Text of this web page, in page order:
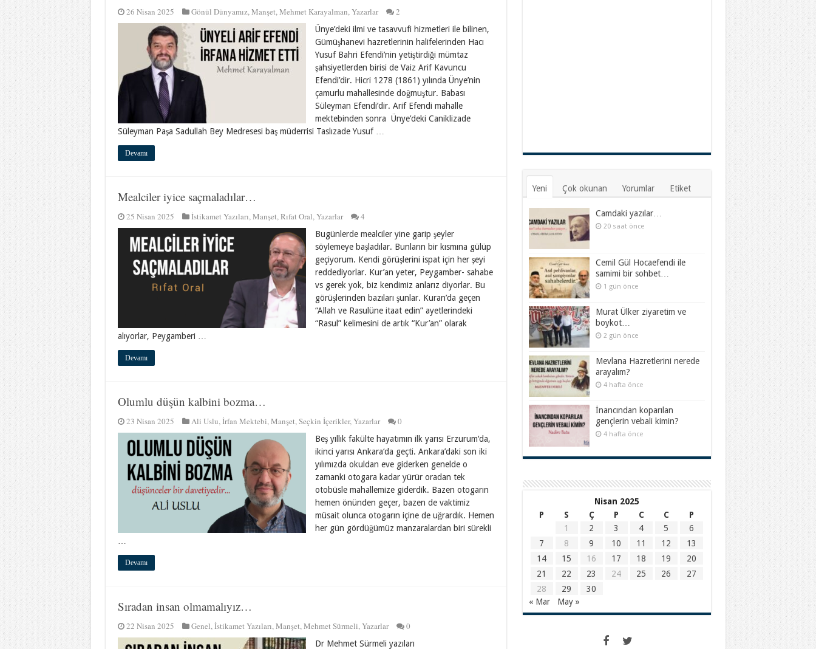
26 Nisan 2025 Gönül Dünyamız,Manşet,Mehmet Karayalman,Yazarlar 2
Ünye’deki ilmi ve tasavvufi hizmetleri ile bilinen,
Gümüşhanevi hazretlerinin halifelerinden Hacı
Yusuf Bahri Efendi’nin yetiştirdiği mümtaz
şahsiyetlerden birisi de Vaiz Arif Kavuncu
Efendi’dir. Hicri 1278 (1861) yılında Ünye’nin
çamurlu mahallesinde doğmuştur. Babası
Süleyman Efendi’dir. Arif Efendi mahalle
mektebinden sonra Ünye’deki Caniklizade
Süleyman Paşa Sadullah Bey Medresesi baş müderrisi Taslızade Yusuf …
Devamı
Mealciler iyice saçmaladılar…
25 Nisan 2025 İstikamet Yazıları,Manşet,Rıfat Oral,Yazarlar 4
Bugünlerde mealciler yine garip şeyler
söylemeye başladılar. Bunların bir kısmına gülüp
geçiyorum. Kendi görüşlerini ispat için her şeyi
reddediyorlar. Kur’an yeter, Peygamber- sahabe
vs gerek yok, biz kendimiz anlarız diyorlar. Bu
görüşlerinden bazıları şunlar. Kuran’da geçen
“Allah ve Rasulüne itaat edin” ayetlerindeki
“Rasul” kelimesini de artık “Kur’an” olarak
alıyorlar, Peygamberi …
Devamı
Olumlu düşün kalbini bozma…
23 Nisan 2025 Ali Uslu,İrfan Mektebi,Manşet,Seçkin İçerikler,Yazarlar 0
Beş yıllık fakülte hayatımın ilk yarısı Erzurum‘da,
ikinci yarısı Ankara‘da geçti. Ankara’daki son iki
yılımızda okuldan eve giderken genelde o
zamanki otogara kadar yürür oradan tek
otobüsle mahallemize giderdik. Bazen otogarın
hemen önünden geçer, bazen de vaktimiz
müsait olunca otogarın içine de uğrardık. Hemen
her gün gördüğümüz manzaralardan biri sürekli
Devamı
Sıradan insan olmamalıyız…
22 Nisan 2025 Genel,İstikamet Yazıları,Manşet,Mehmet Sürmeli,Yazarlar 0
Dr Mehmet Sürmeli yazıları
Yeni Çok okunan Yorumlar Etiket
Camdaki yazılar…
20 saat önce
Cemil Gül Hocaefendi ile
samimi bir sohbet…
1 gün önce
Murat Ülker ziyaretim ve
boykot…
2 gün önce
Mevlana Hazretlerini nerede
arayalım?
4 hafta önce
İnancından koparılan
gençlerin vebali kimin?
4 hafta önce
Nisan 2025
P
S Ç P C C
P
1
2 3 4 5
6
7
8 9 10 11 12
13
14
15 16 17 18 19
20
21
22 23 24 25 26
27
28
29
30
« Mar
May »